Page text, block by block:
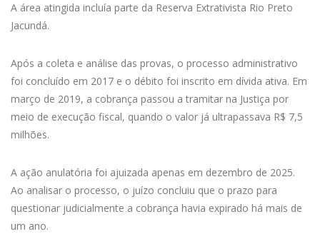
A área atingida incluía parte da Reserva Extrativista Rio Preto
Jacundá.
Após a coleta e análise das provas, o processo administrativo
foi concluído em 2017 e o débito foi inscrito em dívida ativa. Em
março de 2019, a cobrança passou a tramitar na Justiça por
meio de execução fiscal, quando o valor já ultrapassava R$ 7,5
milhões.
A ação anulatória foi ajuizada apenas em dezembro de 2025.
Ao analisar o processo, o juízo concluiu que o prazo para
questionar judicialmente a cobrança havia expirado há mais de
um ano.